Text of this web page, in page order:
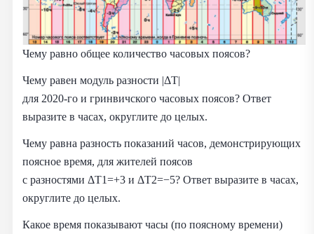
Чему равно общее количество часовых поясов?
Чему равен модуль разности |ΔT|
для 2020‑го и гринвичского часовых поясов? Ответ
выразите в часах, округлите до целых.
Чему равна разность показаний часов, демонстрирующих
поясное время, для жителей поясов
с разностями ΔT1=+3 и ΔT2=−5? Ответ выразите в часах,
округлите до целых.
Какое время показывают часы (по поясному времени)